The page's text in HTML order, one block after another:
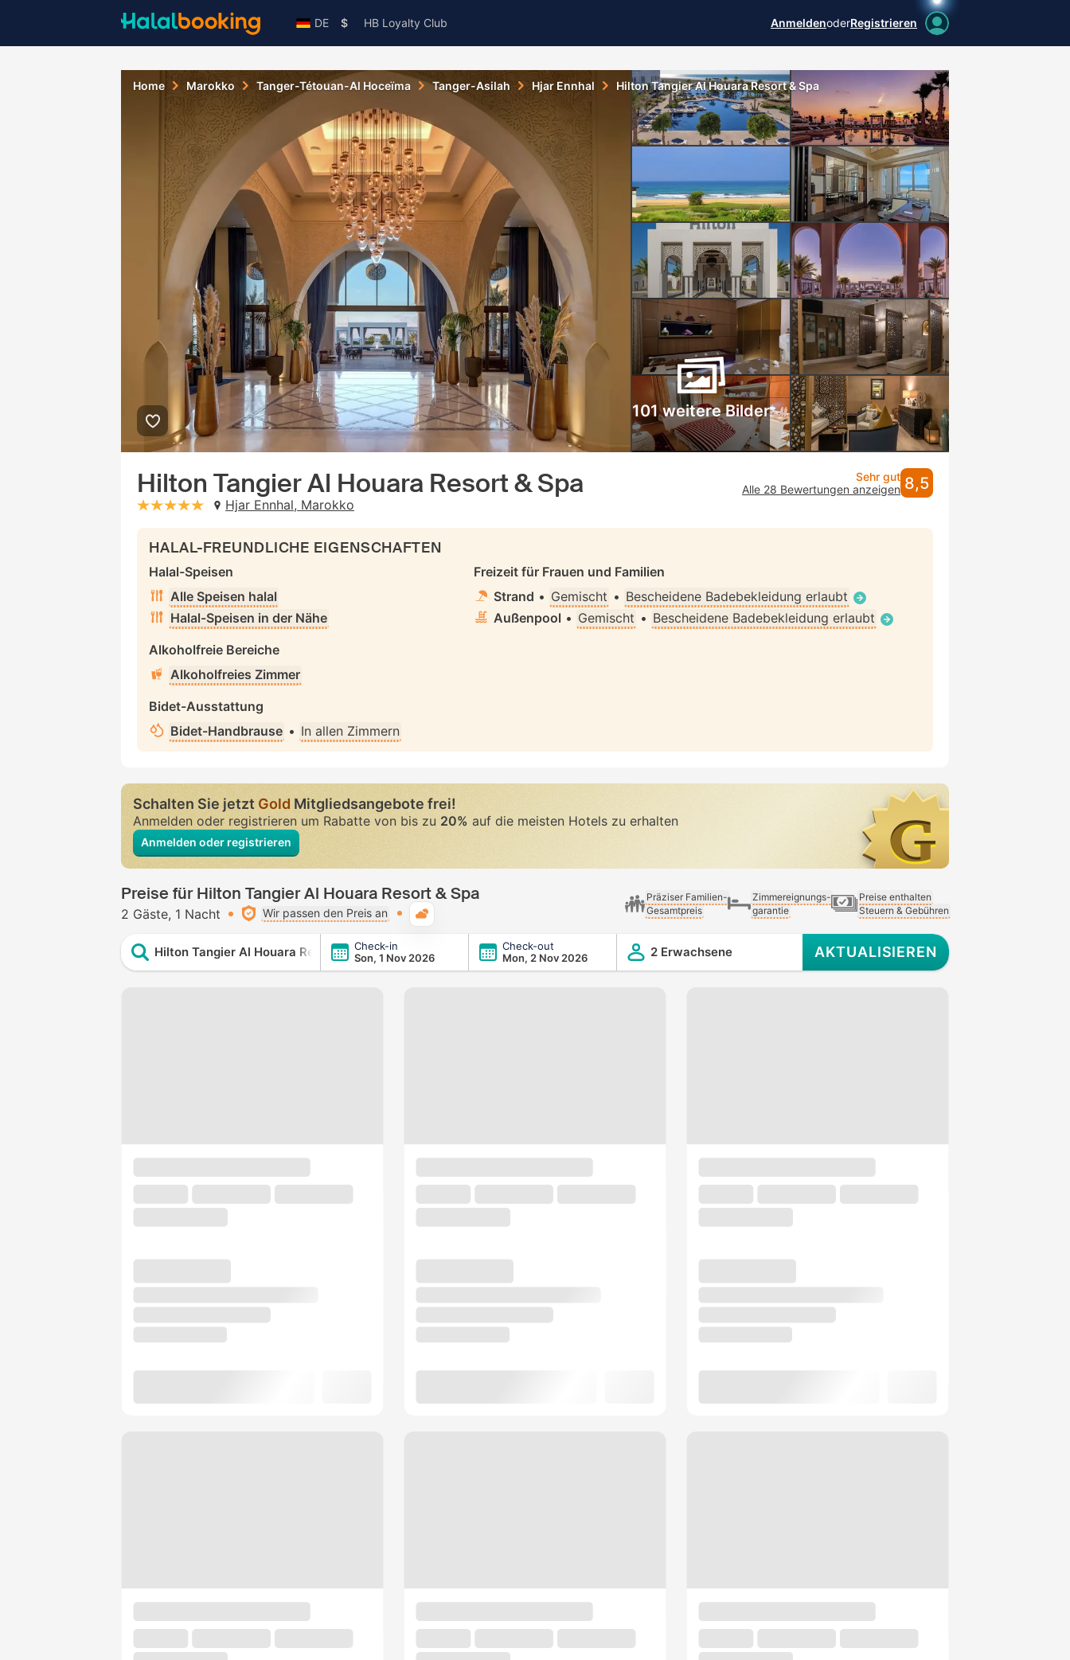
DE $ HB Loyalty Club AnmeldenoderRegistrieren
Home Marokko Tanger-Tétouan-Al Hoceïma Tanger-Asilah Hjar Ennhal Hilton Tangier Al Houara Resort & Spa
101 weitere Bilder
Hilton Tangier Al Houara Resort & Spa
stars: 5Hjar Ennhal, Marokko
Sehr gut
Alle 28 Bewertungen anzeigen 8,5
HALAL-FREUNDLICHE EIGENSCHAFTEN
Halal-Speisen
Alle Speisen halal
Halal-Speisen in der Nähe
Alkoholfreie Bereiche
Alkoholfreies Zimmer
Bidet-Ausstattung
Bidet-Handbrause • In allen Zimmern
Freizeit für Frauen und Familien
Strand • Gemischt • Bescheidene Badebekleidung erlaubt
Außenpool • Gemischt • Bescheidene Badebekleidung erlaubt
Schalten Sie jetztGoldMitgliedsangebote frei!
Anmelden oder registrieren um Rabatte von bis zu 20%auf die meisten Hotels zu erhalten
Anmelden oder registrieren
Preise für Hilton Tangier Al Houara Resort & Spa
2 Gäste 1 Nacht Wir passen den Preis an
Präziser Familien-
Gesamtpreis
Zimmereignungs-
garantie
Preise enthalten
Steuern & Gebühren
Hilton Tangier Al Houara Resort & SpaCheck-in
Son, 1 Nov 2026
Check-out
Mon, 2 Nov 2026
2 Erwachsene AKTUALISIEREN